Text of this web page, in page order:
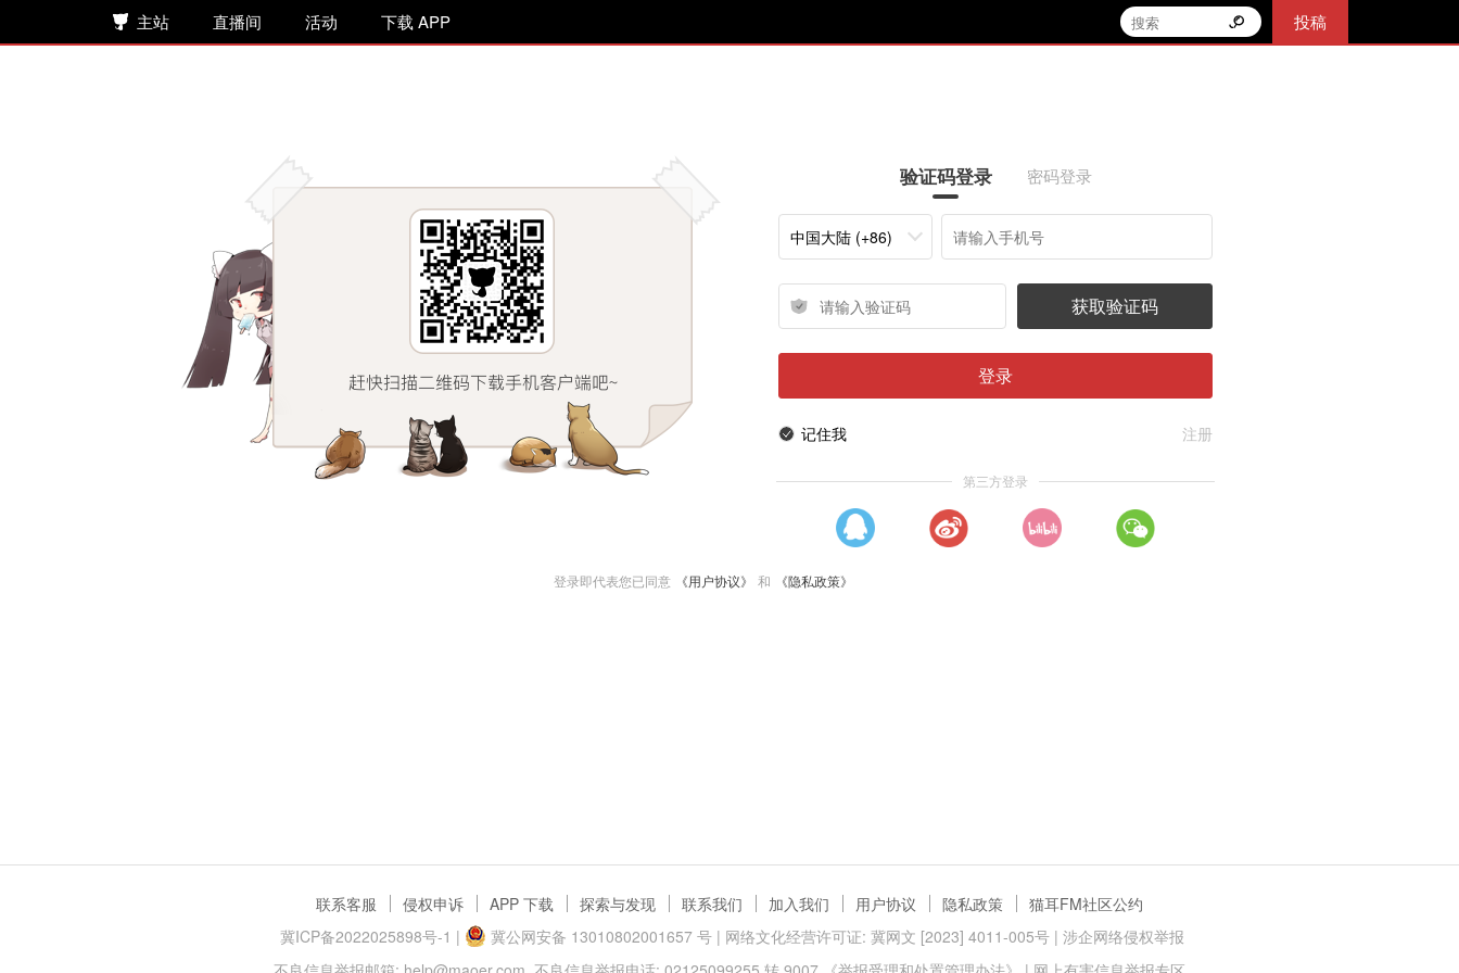
主站 直播间 活动 下载 APP 投稿
验证码登录 密码登录
中国大陆 (+86)
获取验证码
登录
记住我 注册
第三方登录
登录即代表您已同意 《用户协议》 和 《隐私政策》
联系客服 侵权申诉 APP 下载 探索与发现 联系我们 加入我们 用户协议 隐私政策
猫耳FM社区公约
冀ICP备2022025898号-1 | 冀公网安备 13010802001657 号| 网络文化经营许可证: 冀网文 [2023] 4011-005号 | 涉企网络侵权举报